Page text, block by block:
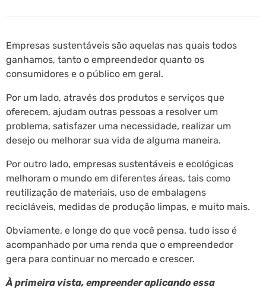
Empresas sustentáveis são aquelas nas quais todos
ganhamos, tanto o empreendedor quanto os
consumidores e o público em geral.
Por um lado, através dos produtos e serviços que
oferecem, ajudam outras pessoas a resolver um
problema, satisfazer uma necessidade, realizar um
desejo ou melhorar sua vida de alguma maneira.
Por outro lado, empresas sustentáveis e ecológicas
melhoram o mundo em diferentes áreas, tais como
reutilização de materiais, uso de embalagens
recicláveis, medidas de produção limpas, e muito mais.
Obviamente, e longe do que você pensa, tudo isso é
acompanhado por uma renda que o empreendedor
gera para continuar no mercado e crescer.
À primeira vista, empreender aplicando essa